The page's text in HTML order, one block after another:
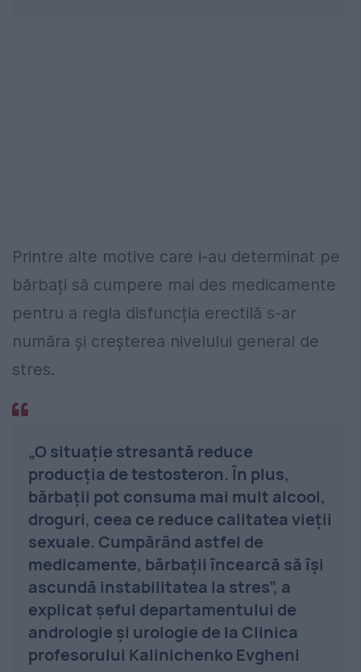
Printre alte motive care i-au determinat pe
bărbați să cumpere mai des medicamente
pentru a regla disfuncția erectilă s-ar
număra și creșterea nivelului general de
stres.
„O situație stresantă reduce
producția de testosteron. În plus,
bărbații pot consuma mai mult alcool,
droguri, ceea ce reduce calitatea vieții
sexuale. Cumpărând astfel de
medicamente, bărbații încearcă să își
ascundă instabilitatea la stres”, a
explicat șeful departamentului de
andrologie și urologie de la Clinica
profesorului Kalinichenko Evgheni